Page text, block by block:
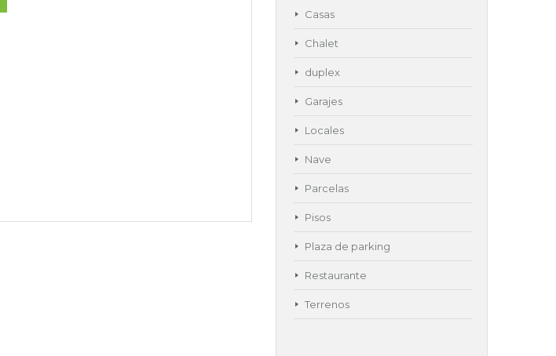
Casas
Chalet
duplex
Garajes
Locales
Nave
Parcelas
Pisos
Plaza de parking
Restaurante
Terrenos